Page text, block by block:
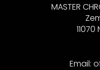
MASTER
Email: